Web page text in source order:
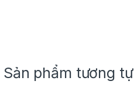
Sản phẩm tương tự